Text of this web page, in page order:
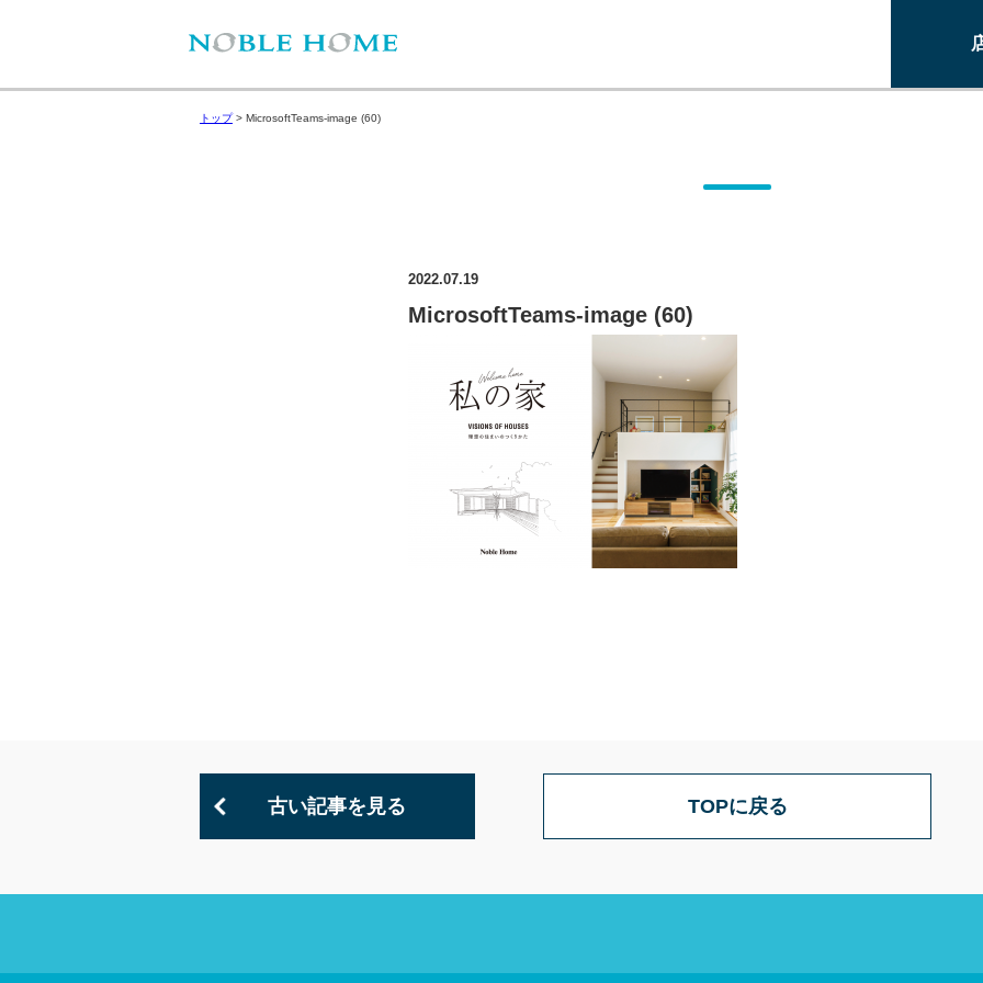
トップ> MicrosoftTeams-image (60)
2022.07.19
MicrosoftTeams-image (60)
古い記事を見る TOPに戻る